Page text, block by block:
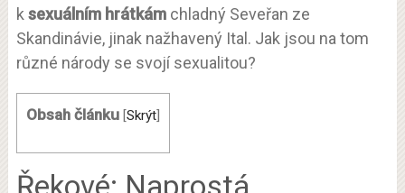
k sexuálním hrátkámchladný Seveřan ze
Skandinávie, jinak nažhavený Ital. Jak jsou na tom
různé národy se svojí sexualitou?
Obsah článku [Skrýt]